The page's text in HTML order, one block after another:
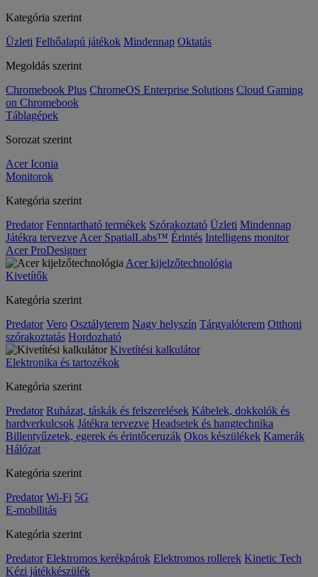
Kategória szerint
Üzleti Felhőalapú játékok Mindennap Oktatás
Megoldás szerint
Chromebook Plus ChromeOS Enterprise Solutions Cloud Gaming
on Chromebook
Táblagépek
Sorozat szerint
Acer Iconia
Monitorok
Kategória szerint
Predator Fenntartható termékek Szórakoztató Üzleti Mindennap
Játékra tervezve Acer SpatialLabs™ Érintés Intelligens monitor
Acer ProDesigner
Acer kijelzőtechnológia
Kivetítők
Kategória szerint
Predator Vero Osztályterem Nagy helyszín Tárgyalóterem Otthoni
szórakoztatás Hordozható
Kivetítési kalkulátor
Elektronika és tartozékok
Kategória szerint
Predator Ruházat, táskák és felszerelések Kábelek, dokkolók és
hardverkulcsok Játékra tervezve Headsetek és hangtechnika
Billentyűzetek, egerek és érintőceruzák Okos készülékek Kamerák
Hálózat
Kategória szerint
Predator Wi-Fi 5G
E-mobilitás
Kategória szerint
Predator Elektromos kerékpárok Elektromos rollerek Kinetic Tech
Kézi játékkészülék